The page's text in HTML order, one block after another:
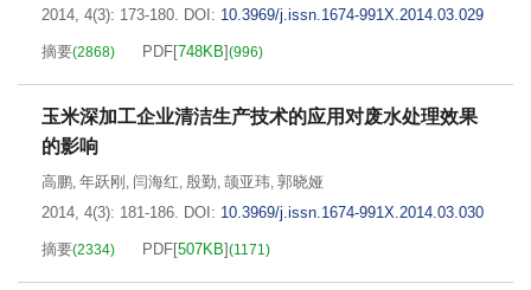
2014, 4(3): 173-180. DOI: 10.3969/j.issn.1674-991X.2014.03.029
摘要(2868) PDF[748KB](996)
玉米深加工企业清洁生产技术的应用对废水处理效果
的影响
高鹏, 年跃刚 , 闫海红, 殷勤, 颉亚玮, 郭晓娅
2014, 4(3): 181-186. DOI: 10.3969/j.issn.1674-991X.2014.03.030
摘要(2334) PDF[507KB](1171)